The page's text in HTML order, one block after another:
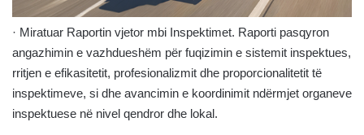
· Miratuar Raportin vjetor mbi Inspektimet. Raporti pasqyron
angazhimin e vazhdueshëm për fuqizimin e sistemit inspektues,
rritjen e efikasitetit, profesionalizmit dhe proporcionalitetit të
inspektimeve, si dhe avancimin e koordinimit ndërmjet organeve
inspektuese në nivel qendror dhe lokal.